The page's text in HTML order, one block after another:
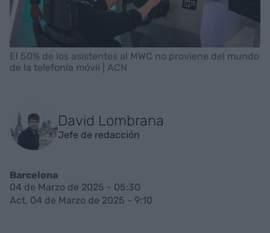
El 50% de los asistentes al MWC no proviene del mundo
de la telefonía móvil | ACN
David Lombrana
Jefe de redacción
Barcelona
04 de Marzo de 2025 - 05:30
Act. 04 de Marzo de 2025 - 9:10